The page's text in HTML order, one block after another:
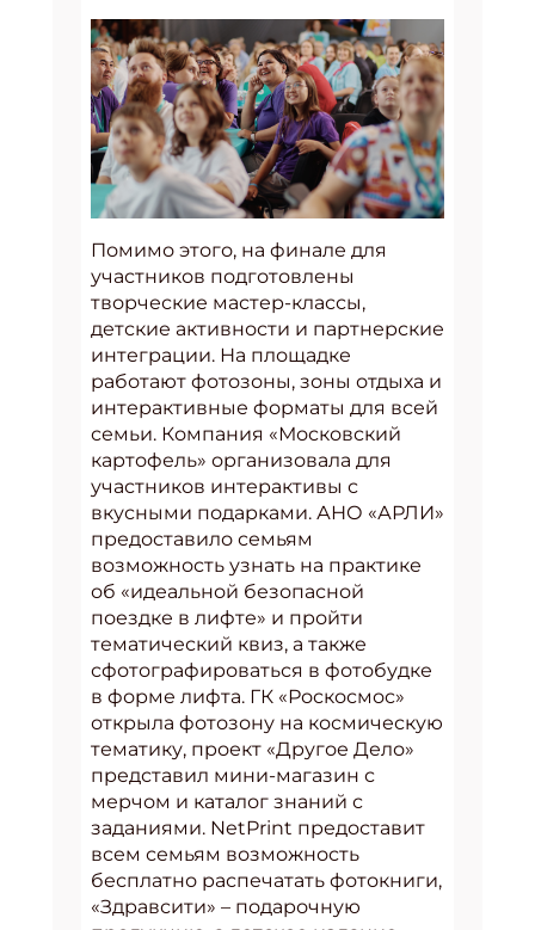
Помимо этого, на финале для
участников подготовлены
творческие мастер-классы,
детские активности и партнерские
интеграции. На площадке
работают фотозоны, зоны отдыха и
интерактивные форматы для всей
семьи. Компания «Московский
картофель» организовала для
участников интерактивы с
вкусными подарками. АНО «АРЛИ»
предоставило семьям
возможность узнать на практике
об «идеальной безопасной
поездке в лифте» и пройти
тематический квиз, а также
сфотографироваться в фотобудке
в форме лифта. ГК «Роскосмос»
открыла фотозону на космическую
тематику, проект «Другое Дело»
представил мини-магазин с
мерчом и каталог знаний с
заданиями. NetPrint предоставит
всем семьям возможность
бесплатно распечатать фотокниги,
«Здравсити» – подарочную